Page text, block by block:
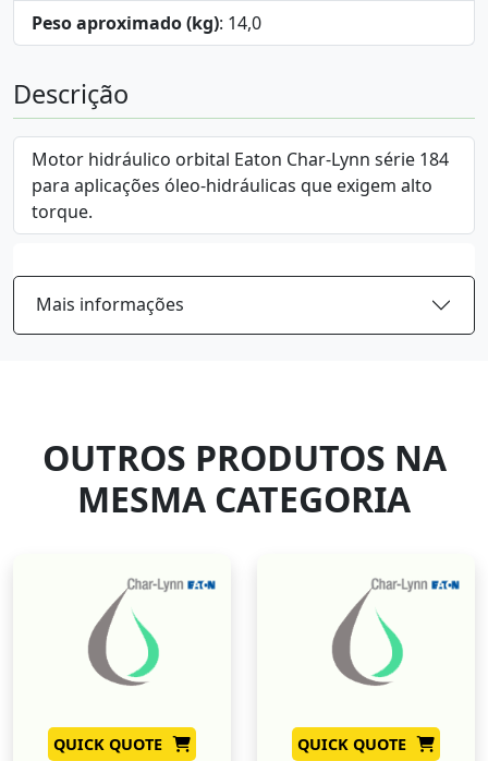
Peso aproximado (kg): 14,0
Descrição
Motor hidráulico orbital Eaton Char-Lynn série 184
para aplicações óleo-hidráulicas que exigem alto
torque.
Mais informações
OUTROS PRODUTOS NA
MESMA CATEGORIA
QUICK QUOTE QUICK QUOTE